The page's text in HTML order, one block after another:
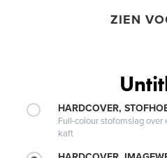
ZIEN
HARDCOVER,
Full-colour stofomslag over
kaft